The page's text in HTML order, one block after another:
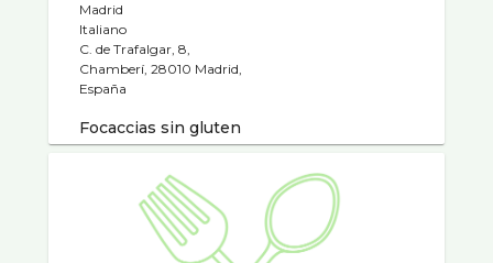
Madrid
Italiano
C. de Trafalgar, 8,
Chamberí, 28010 Madrid,
España
Focaccias sin gluten